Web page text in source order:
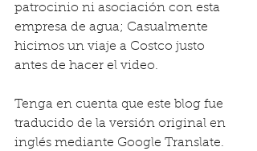
patrocinio ni asociación con esta
empresa de agua; Casualmente
hicimos un viaje a Costco justo
antes de hacer el video.
Tenga en cuenta que este blog fue
traducido de la versión original en
inglés mediante Google Translate.